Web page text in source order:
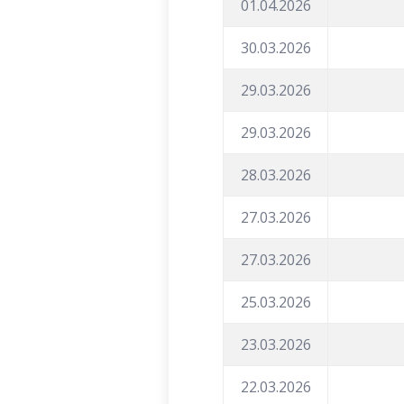
01.04.2026
30.03.2026
29.03.2026
29.03.2026
28.03.2026
27.03.2026
27.03.2026
25.03.2026
23.03.2026
22.03.2026